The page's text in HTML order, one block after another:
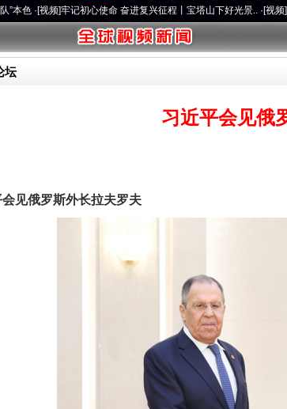
]牢记初心使命 奋进复兴征程丨宝塔山下好光景..·[视频]因党而生
坛
习近平会见俄
俄罗斯外长拉夫罗夫